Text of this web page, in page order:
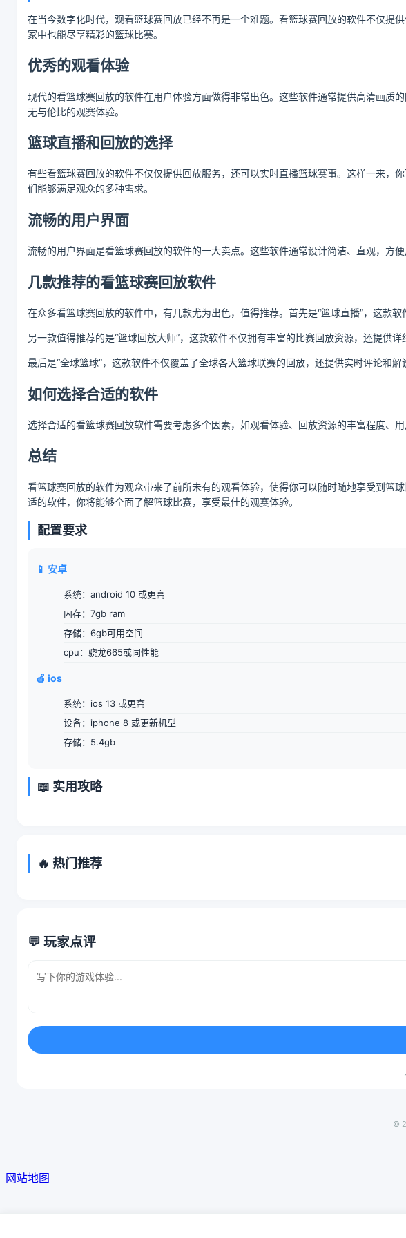
在当今数字化时代，观看篮球赛回放已经不再是一个难题。看篮球赛回放的软件不仅提
家中也能尽享精彩的篮球比赛。
优秀的观看体验
现代的看篮球赛回放的软件在用户体验方面做得非常出色。这些软件通常提供高清画质
无与伦比的观赛体验。
篮球直播和回放的选择
有些看篮球赛回放的软件不仅仅提供回放服务，还可以实时直播篮球赛事。这样一来，
们能够满足观众的多种需求。
流畅的用户界面
流畅的用户界面是看篮球赛回放的软件的一大卖点。这些软件通常设计简洁、直观，方
几款推荐的看篮球赛回放软件
在众多看篮球赛回放的软件中，有几款尤为出色，值得推荐。首先是“篮球直播”，这款
另一款值得推荐的是“篮球回放大师”，这款软件不仅拥有丰富的比赛回放资源，还提供
最后是“全球篮球”，这款软件不仅覆盖了全球各大篮球联赛的回放，还提供实时评论和
如何选择合适的软件
选择合适的看篮球赛回放软件需要考虑多个因素，如观看体验、回放资源的丰富程度、
总结
看篮球赛回放的软件为观众带来了前所未有的观看体验，使得你可以随时随地享受到篮
适的软件，你将能够全面了解篮球比赛，享受最佳的观赛体验。
配置要求
📱 安卓
系统：android 10 或更高
内存：7gb ram
存储：6gb可用空间
cpu：骁龙665或同性能
🍎 ios
系统：ios 13 或更高
设备：iphone 8 或更新机型
存储：5.4gb
📖 实用攻略
🔥 热门推荐
💬 玩家点评
©
网站地图